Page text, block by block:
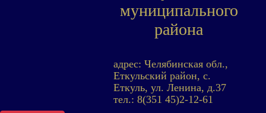
муниципального
района
адрес: Челябинская обл.,
Еткульский район, с.
Еткуль, ул. Ленина, д.37
тел.: 8(351 45)2-12-61